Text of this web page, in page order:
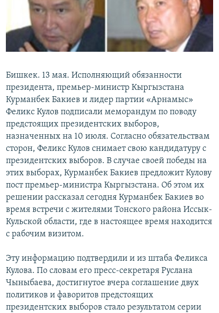
Бишкек. 13 мая. Исполняющий обязанности
президента, премьер-министр Кыргызстана
Курманбек Бакиев и лидер партии «Арнамыс»
Феликс Кулов подписали меморандум по поводу
предстоящих президентских выборов,
назначенных на 10 июля. Согласно обязательствам
сторон, Феликс Кулов снимает свою кандидатуру с
президентских выборов. В случае своей победы на
этих выборах, Курманбек Бакиев предложит Кулову
пост премьер-министра Кыргызстана. Об этом их
решении рассказал сегодня Курманбек Бакиев во
время встречи с жителями Тонского района Иссык-
Кульской области, где в настоящее время находится
с рабочим визитом.
Эту информацию подтвердили и из штаба Феликса
Кулова. По словам его пресс-секретаря Руслана
Чыныбаева, достигнутое вчера соглашение двух
политиков и фаворитов предстоящих
президентских выборов стало результатом серии